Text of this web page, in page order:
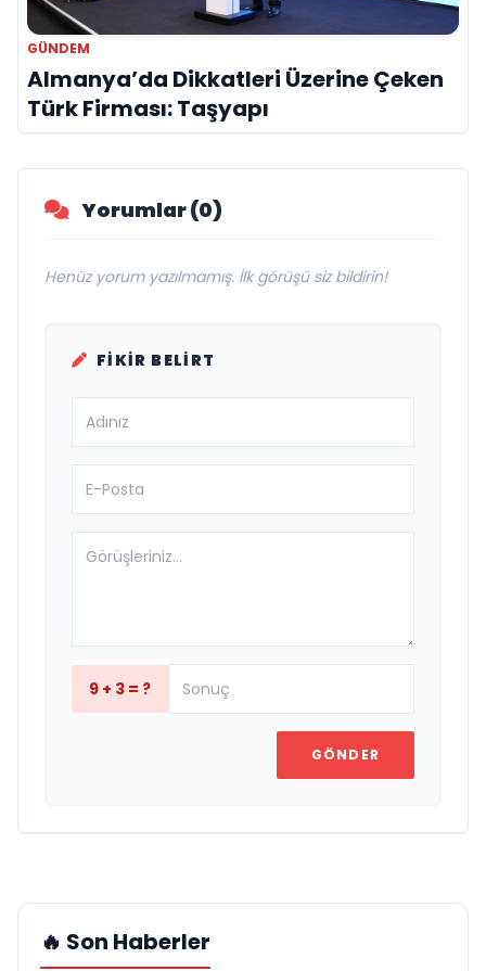
GÜNDEM
Almanya’da Dikkatleri Üzerine Çeken
Türk Firması: Taşyapı
Yorumlar (0)
Henüz yorum yazılmamış. İlk görüşü siz bildirin!
FIKIR BELIRT
9 + 3 = ?
GÖNDER
🔥 Son Haberler